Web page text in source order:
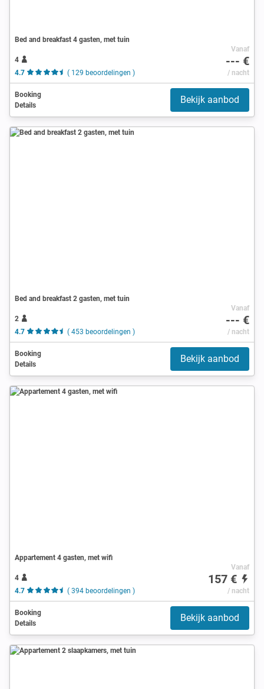
Bed and breakfast 4 gasten, met tuin
4
4.7
( 129 beoordelingen )
Vanaf
--- €
/ nacht
Booking
Details
Bekijk aanbod
Bed and breakfast 2 gasten, met tuin
2
4.7
( 453 beoordelingen )
Vanaf
--- €
/ nacht
Booking
Details
Bekijk aanbod
Appartement 4 gasten, met wifi
4
4.7
( 394 beoordelingen )
Vanaf
157 €
/ nacht
Booking
Details
Bekijk aanbod